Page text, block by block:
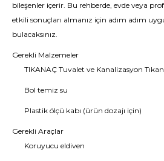
bileşenler içerir. Bu rehberde, evde veya
etkili sonuçları almanız için adım adım
bulacaksınız.
Gerekli Malzemeler
TIKANAÇ Tuvalet ve Kanalizasyon
Bol temiz su
Plastik ölçü kabı (ürün dozajı için)
Gerekli Araçlar
Koruyucu eldiven